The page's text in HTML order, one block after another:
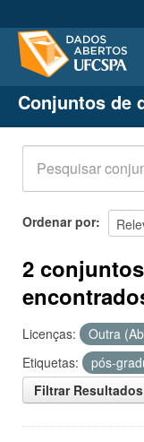
Conjuntos de
Organizações
Grupos
Sobre
Conjuntos de
Ordenar por
2
Licenças: Outra
Etiquetas:
pós-
Filtrar Resultados